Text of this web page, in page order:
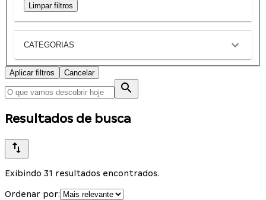
Limpar filtros
CATEGORIAS
Aplicar filtros Cancelar
Resultados de busca
Exibindo 31 resultados encontrados.
Ordenar por: